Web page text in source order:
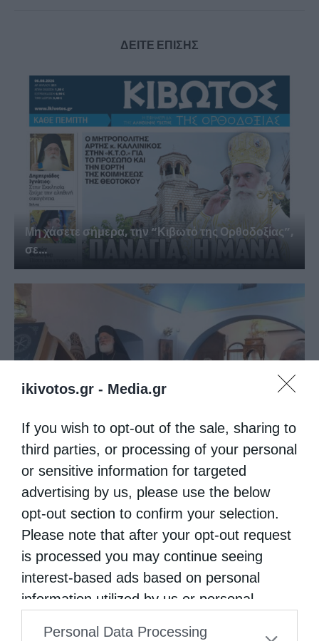
ikivotos.gr - Media.gr
If you wish to opt-out of the sale, sharing to
third parties, or processing of your personal
or sensitive information for targeted
advertising by us, please use the below
opt-out section to confirm your selection.
Please note that after your opt-out request
is processed you may continue seeing
interest-based ads based on personal
information utilized by us or personal
Personal Data Processing
ΔΕΙΤΕ ΕΠΙΣΗΣ
Μη χάσετε σήμερα, την “Κιβωτό της Ορθοδοξίας”,
σε...
Ιερά Παράκληση προς την Υπεραγία Θεοτόκο στα
Φαβριανά...